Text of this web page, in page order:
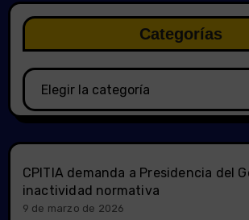
Categorías
Categorías
CPITIA demanda a Presidencia del
inactividad normativa
9 de marzo de 2026